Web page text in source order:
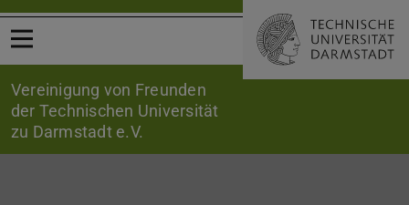
Menü öffnen
Vereinigung von Freunden
der Technischen Universität
zu Darmstadt e.V.